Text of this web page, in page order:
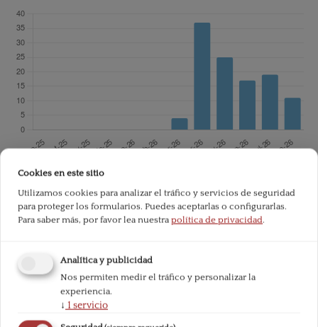
Cookies en este sitio
Utilizamos cookies para analizar el tráfico y servicios de seguridad
para proteger los formularios. Puedes aceptarlas o configurarlas.
Para saber más, por favor lea nuestra política de privacidad.
Analítica y publicidad
Nos permiten medir el tráfico y personalizar la
experiencia.
↓ 1servicio